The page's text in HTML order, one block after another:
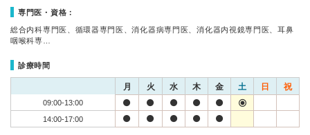
専門医・資格：
総合内科専門医、循環器専門医、消化器病専門医、消化器内視鏡専門医、耳鼻
咽喉科専…
診療時間
月 火 水 木 金 土 日 祝
09:00-13:00
14:00-17:00